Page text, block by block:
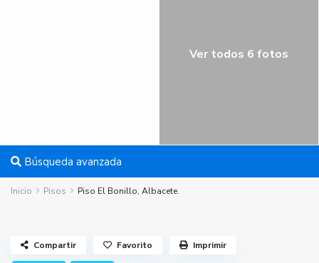
Ver todos 6 fotos
Búsqueda avanzada
Inicio Pisos Piso El Bonillo, Albacete.
Compartir Favorito Imprimir